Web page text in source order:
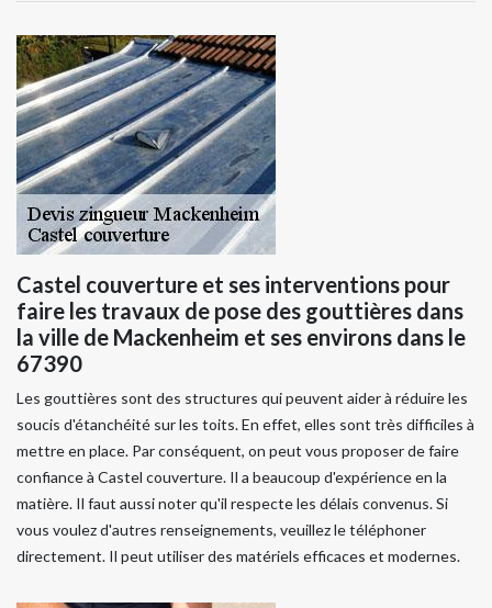
Castel couverture et ses interventions pour
faire les travaux de pose des gouttières dans
la ville de Mackenheim et ses environs dans le
67390
Les gouttières sont des structures qui peuvent aider à réduire les
soucis d'étanchéité sur les toits. En effet, elles sont très difficiles à
mettre en place. Par conséquent, on peut vous proposer de faire
confiance à Castel couverture. Il a beaucoup d'expérience en la
matière. Il faut aussi noter qu'il respecte les délais convenus. Si
vous voulez d'autres renseignements, veuillez le téléphoner
directement. Il peut utiliser des matériels efficaces et modernes.